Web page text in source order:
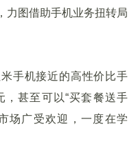
力图借助手机业务扭转局
手机接近的高性价比手
甚至可以“买套餐送手
场广受欢迎，一度在学